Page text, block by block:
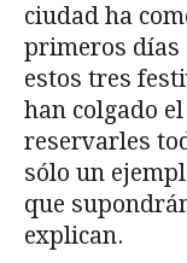
ciudad ha
primeros días
estos tres
han colgado
reservarles
sólo un
que
explican.